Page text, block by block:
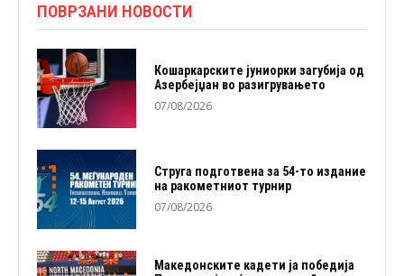
ПОВРЗАНИ НОВОСТИ
Кошаркарските јуниорки загубија од
Азербејџан во разигрувањето
07/08/2026
Струга подготвена за 54-то издание
на ракометниот турнир
07/08/2026
Македонските кадети ја победија